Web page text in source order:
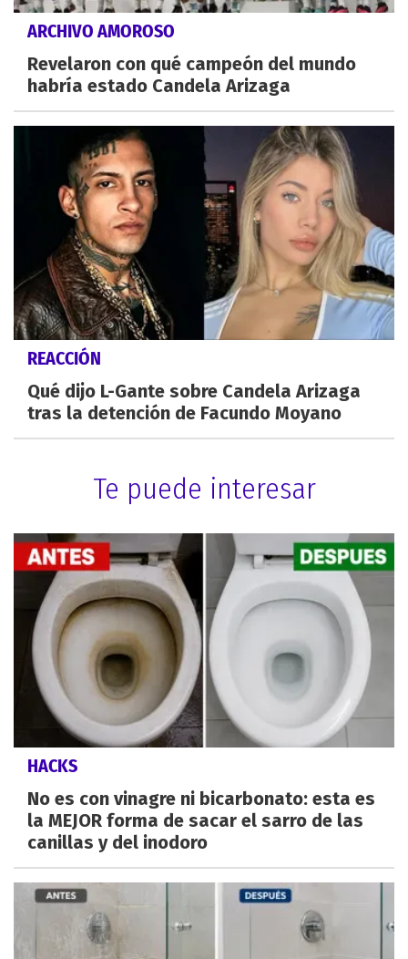
ARCHIVO AMOROSO
Revelaron con qué campeón del mundo
habría estado Candela Arizaga
REACCIÓN
Qué dijo L-Gante sobre Candela Arizaga
tras la detención de Facundo Moyano
Te puede interesar
HACKS
No es con vinagre ni bicarbonato: esta es
la MEJOR forma de sacar el sarro de las
canillas y del inodoro